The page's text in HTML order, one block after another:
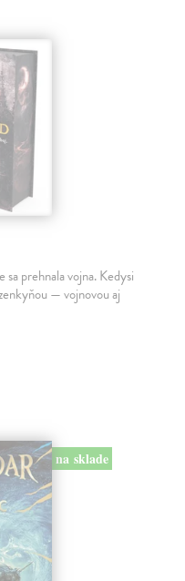
prehnala vojna. Kedysi
— vojnovou aj
na sklade